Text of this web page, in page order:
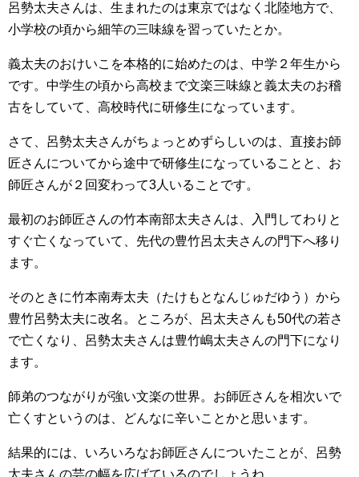
呂勢太夫さんは、生まれたのは東京ではなく北陸地方で、
小学校の頃から細竿の三味線を習っていたとか。
義太夫のおけいこを本格的に始めたのは、中学２年生から
です。中学生の頃から高校まで文楽三味線と義太夫のお稽
古をしていて、高校時代に研修生になっています。
さて、呂勢太夫さんがちょっとめずらしいのは、直接お師
匠さんについてから途中で研修生になっていることと、お
師匠さんが２回変わって3人いることです。
最初のお師匠さんの竹本南部太夫さんは、入門してわりと
すぐ亡くなっていて、先代の豊竹呂太夫さんの門下へ移り
ます。
そのときに竹本南寿太夫（たけもとなんじゅだゆう）から
豊竹呂勢太夫に改名。ところが、呂太夫さんも50代の若さ
で亡くなり、呂勢太夫さんは豊竹嶋太夫さんの門下になり
ます。
師弟のつながりが強い文楽の世界。お師匠さんを相次いで
亡くすというのは、どんなに辛いことかと思います。
結果的には、いろいろなお師匠さんについたことが、呂勢
太夫さんの芸の幅を広げているのでしょうね。